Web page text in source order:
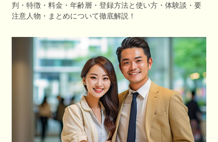
判・特徴・料金・年齢層・登録方法と使い方・体験談・要
注意人物・まとめについて徹底解説！